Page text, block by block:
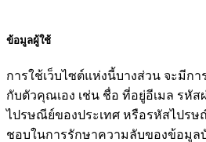
ข้อมูลผู้ใช้
การใช้เว็บไซต์แห่งนี้บางส่วน จะมีก
กับตัวคุณเอง เช่น ชื่อ ที่อยู่อีเมล รหัส
ไปรษณีย์ของประเทศ หรือรหัสไปร
ชอบในการรักษาความลับของข้อมู